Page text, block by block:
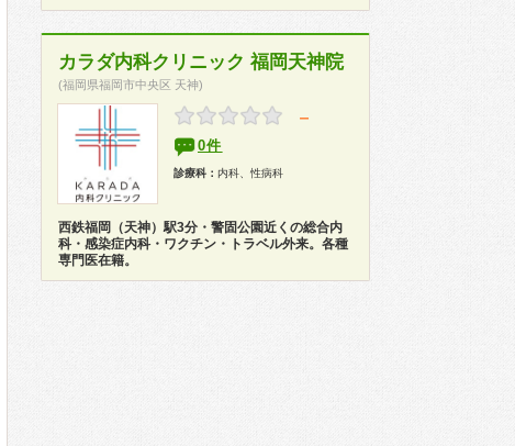
カラダ内科クリニック 福岡天神院
(福岡県福岡市中央区 天神)
－
0件
診療科： 内科、性病科
西鉄福岡（天神）駅3分・警固公園近くの総合内
科・感染症内科・ワクチン・トラベル外来。各種
専門医在籍。